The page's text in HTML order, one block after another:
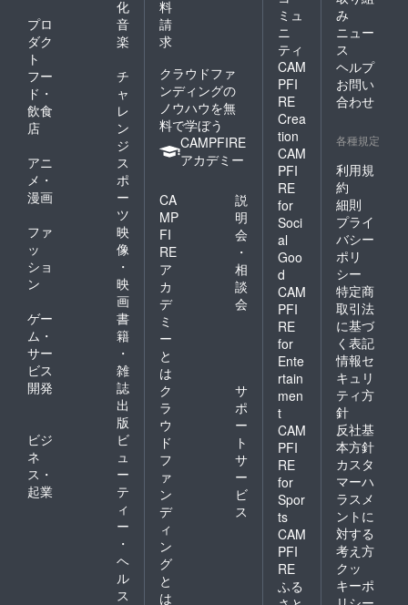
化
プロ
ダク
ト
音
楽
フー
ド・
飲食
店
チ
ャ
レ
ン
ジ
アニ
メ・
漫画
ス
ポ
ー
ツ
ファ
ッ
ショ
ン
映
像
・
映
画
ゲー
ム・
サー
ビス
開発
書
籍
・
雑
誌
出
版
ビジ
ネ
ス・
起業
ビ
ュ
ー
テ
ィ
ー
・
ヘ
ル
ス
料
請
求
クラウドファ
ンディングの
ノウハウを無
料で学ぼう
CAMPFIRE
アカデミー
CA
MP
FI
RE
ア
カ
デ
ミ
ー
と
は
説
明
会
・
相
談
会
ク
ラ
ウ
ド
フ
ァ
ン
デ
ィ
ン
グ
と
は
サ
ポ
ー
ト
サ
ー
ビ
ス
ミュ
ニ
ティ
CAM
PFI
RE
Crea
tion
CAM
PFI
RE
for
Soci
al
Goo
d
CAM
PFI
RE
for
Ente
rtain
men
t
CAM
PFI
RE
for
Spor
ts
CAM
PFI
RE
ふる
み
ニュー
ス
ヘルプ
お問い
合わせ
各種規定
利用規
約
細則
プライ
バシー
ポリ
シー
特定商
取引法
に基づ
く表記
情報セ
キュリ
ティ方
針
反社基
本方針
カスタ
マーハ
ラスメ
ントに
対する
考え方
クッ
キーポ